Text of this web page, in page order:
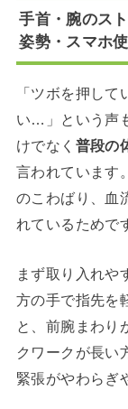
手首・腕のス
姿勢・スマホ
「ツボを押し
い…」という声
けでなく 普段の
言われています
のこわばり、血
れているためで
まず取り入れや
方の手で指先を
と、前腕まわり
クワークが長い
緊張がやわらぎ